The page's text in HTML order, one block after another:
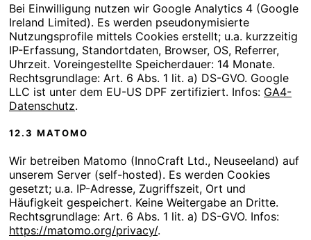
Bei Einwilligung nutzen wir Google Analytics 4 (Google
Ireland Limited). Es werden pseudonymisierte
Nutzungsprofile mittels Cookies erstellt; u.a. kurzzeitig
IP-Erfassung, Standortdaten, Browser, OS, Referrer,
Uhrzeit. Voreingestellte Speicherdauer: 14 Monate.
Rechtsgrundlage: Art. 6 Abs. 1 lit. a) DS-GVO. Google
LLC ist unter dem EU-US DPF zertifiziert. Infos: GA4-
Datenschutz.
12.3 MATOMO
Wir betreiben Matomo (InnoCraft Ltd., Neuseeland) auf
unserem Server (self-hosted). Es werden Cookies
gesetzt; u.a. IP-Adresse, Zugriffszeit, Ort und
Häufigkeit gespeichert. Keine Weitergabe an Dritte.
Rechtsgrundlage: Art. 6 Abs. 1 lit. a) DS-GVO. Infos:
https://matomo.org/privacy/.